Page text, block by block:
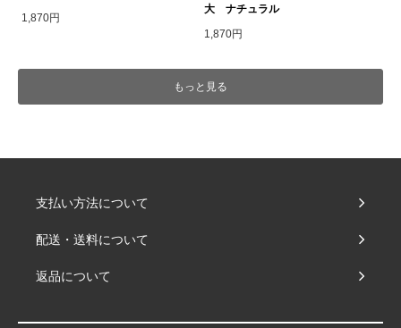
1,870円
大 ナチュラル
1,870円
もっと見る
支払い方法について
配送・送料について
返品について